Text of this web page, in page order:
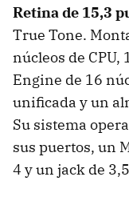
Retina de 15,3
True Tone.
núcleos de CPU,
Engine de 16
unificada y un
Su sistema
sus puertos, un
4 y un jack de